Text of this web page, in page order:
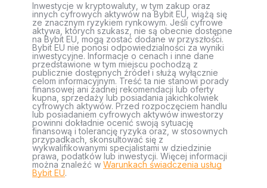
Inwestycje w kryptowaluty, w tym zakup oraz
innych cyfrowych aktywów na Bybit EU, wiążą się
ze znacznym ryzykiem rynkowym. Jeśli cyfrowe
aktywa, których szukasz, nie są obecnie dostępne
na Bybit EU, mogą zostać dodane w przyszłości.
Bybit EU nie ponosi odpowiedzialności za wyniki
inwestycyjne. Informacje o cenach i inne dane
przedstawione w tym miejscu pochodzą z
publicznie dostępnych źródeł i służą wyłącznie
celom informacyjnym. Treść ta nie stanowi porady
finansowej ani żadnej rekomendacji lub oferty
kupna, sprzedaży lub posiadania jakichkolwiek
cyfrowych aktywów. Przed rozpoczęciem handlu
lub posiadaniem cyfrowych aktywów inwestorzy
powinni dokładnie ocenić swoją sytuację
finansową i tolerancję ryzyka oraz, w stosownych
przypadkach, skonsultować się z
wykwalifikowanymi specjalistami w dziedzinie
prawa, podatków lub inwestycji. Więcej informacji
można znaleźć w Warunkach świadczenia usług
Bybit EU.